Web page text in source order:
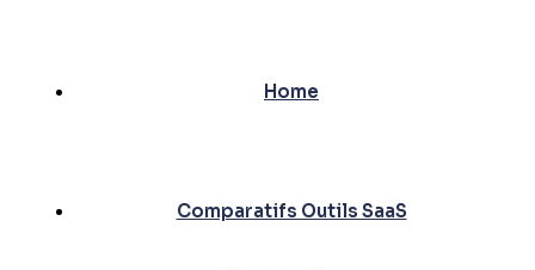
Home
Comparatifs Outils SaaS